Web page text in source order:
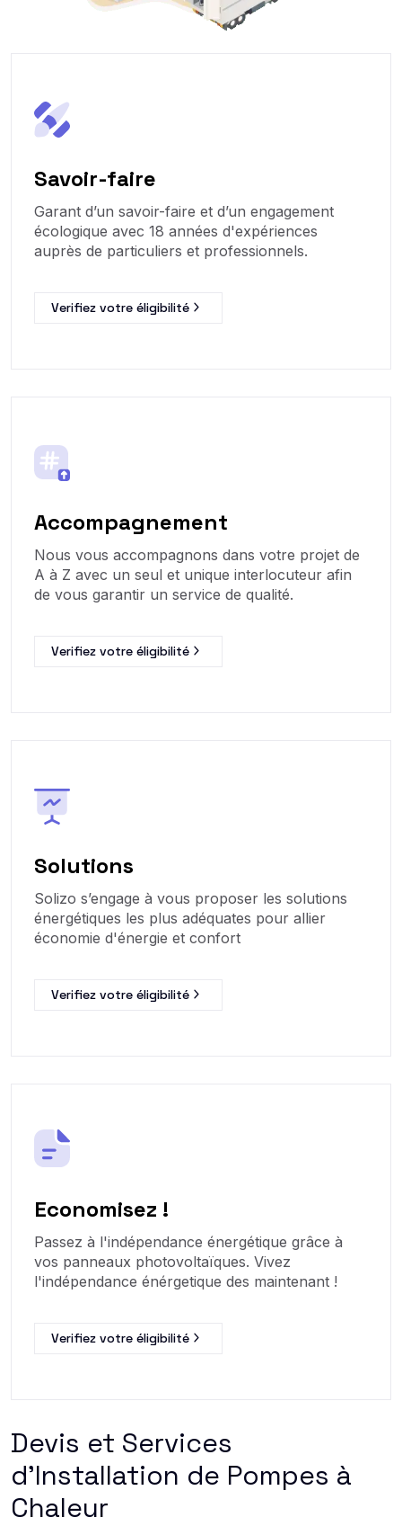
Savoir-faire
Garant d’un savoir-faire et d’un engagement
écologique avec 18 années d'expériences
auprès de particuliers et professionnels.
Verifiez votre éligibilité
Accompagnement
Nous vous accompagnons dans votre projet de
A à Z avec un seul et unique interlocuteur afin
de vous garantir un service de qualité.
Verifiez votre éligibilité
Solutions
Solizo s’engage à vous proposer les solutions
énergétiques les plus adéquates pour allier
économie d'énergie et confort
Verifiez votre éligibilité
Economisez !
Passez à l'indépendance énergétique grâce à
vos panneaux photovoltaïques. Vivez
l'indépendance énérgetique des maintenant !
Verifiez votre éligibilité
Devis et Services
d'Installation de Pompes à
Chaleur